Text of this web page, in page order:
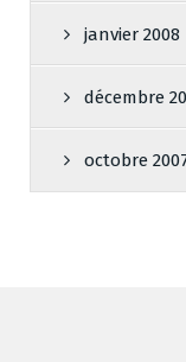
janvier 2008
décembre
octobre